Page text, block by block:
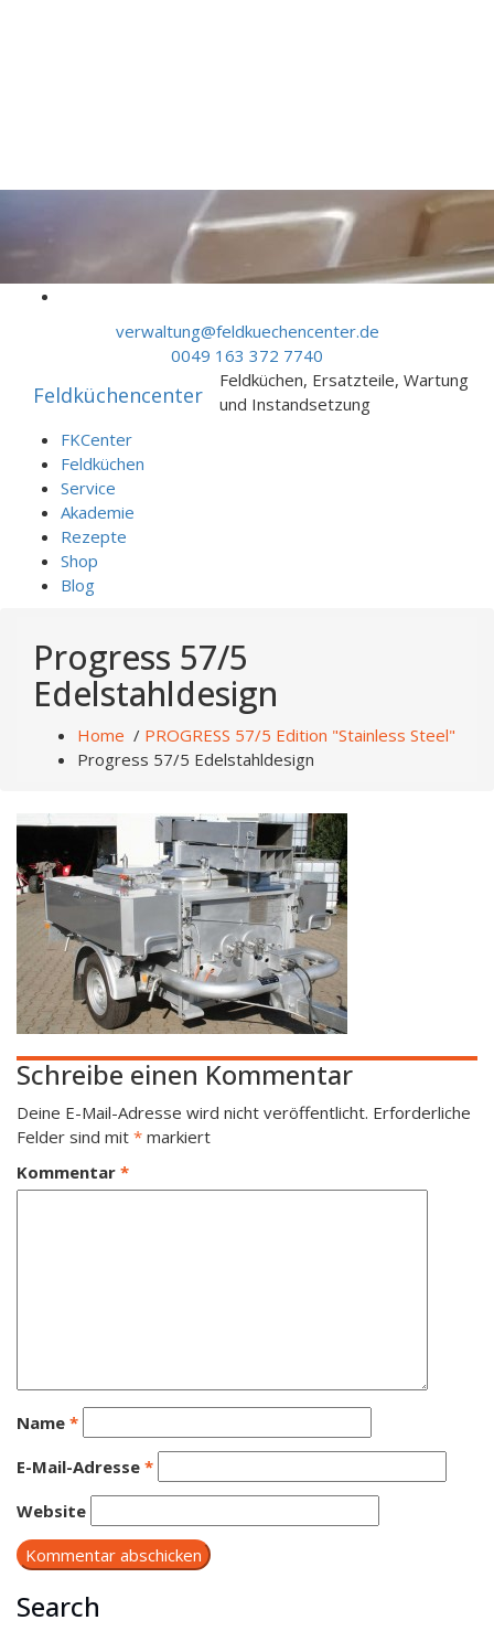
verwaltung@feldkuechencenter.de
0049 163 372 7740
Feldküchencenter
Feldküchen, Ersatzteile, Wartung
und Instandsetzung
FKCenter
Feldküchen
Service
Akademie
Rezepte
Shop
Blog
Progress 57/5
Edelstahldesign
Home / PROGRESS 57/5 Edition "Stainless Steel"
Progress 57/5 Edelstahldesign
Schreibe einen Kommentar
Deine E-Mail-Adresse wird nicht veröffentlicht. Erforderliche
Felder sind mit * markiert
Kommentar *
Name *
E-Mail-Adresse *
Website
Search